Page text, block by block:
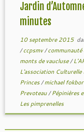
Jardin
minutes
10 septembre 2015
/ccpsmv/communauté
monts de vaucluse/
L'association
Princes/michael fokbor
Prevoteau/Pépinières
Les pimprenelles